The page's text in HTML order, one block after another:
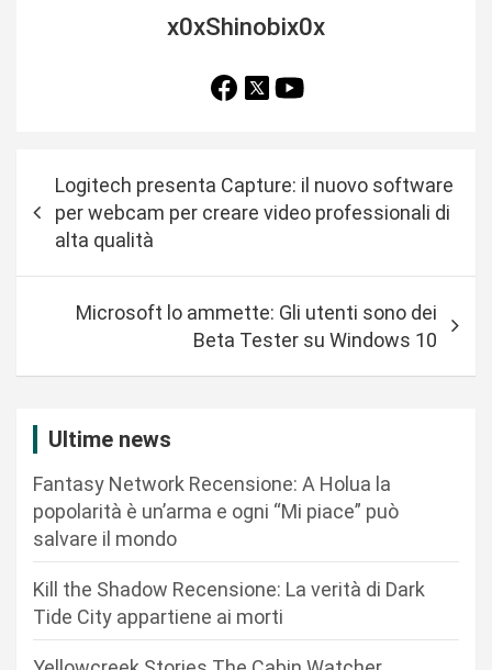
x0xShinobix0x
i
z
Logitech presenta Capture: il nuovo software
per webcam per creare video professionali di
alta qualità
Microsoft lo ammette: Gli utenti sono dei
Beta Tester su Windows 10
Ultime news
Fantasy Network Recensione: A Holua la
popolarità è un’arma e ogni “Mi piace” può
salvare il mondo
Kill the Shadow Recensione: La verità di Dark
Tide City appartiene ai morti